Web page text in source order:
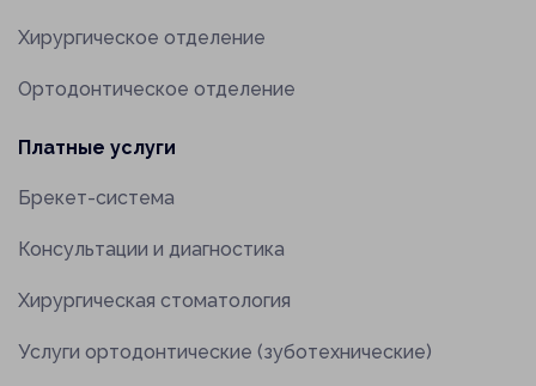
Хирургическое отделение
Ортодонтическое отделение
Платные услуги
Брекет-система
Консультации и диагностика
Хирургическая стоматология
Услуги ортодонтические (зуботехнические)